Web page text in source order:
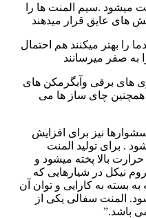
.سیم المنت ها را
های عایق قرار میدهند
را بهتر میکنند هم احتمال
به صفر میرسانند
های برقی وآبگرمکن های
همچنین چای ساز ها می
نیز برای افزایش
. برای تولید المنت
با حرارت بالا پخته میشود و
نیکل در شیارهایی که
بسته به کارایی و توان آن
المنت سفالی یکی از
باشد.”